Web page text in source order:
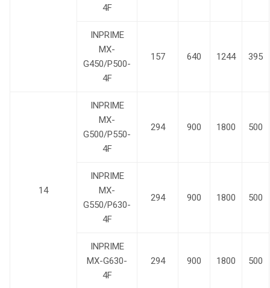
4F
INPRIME
MX-
G450/P500-
4F
157 640 1244 395
14
INPRIME
MX-
G500/P550-
4F
294 900 1800 500
INPRIME
MX-
G550/P630-
4F
294 900 1800 500
INPRIME
MX-G630-
4F
294 900 1800 500